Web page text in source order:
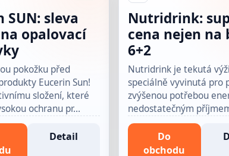
SUN: sleva
opalovací
pokožku před
Eucerin Sun!
složení, které
ochranu pr…
Detail
Nutridrink:
cena nejen na
6+2
Nutridrink je tekutá
speciálně vyvinutá pro
zvýšenou potřebou
nedostatečným
Do
obchodu